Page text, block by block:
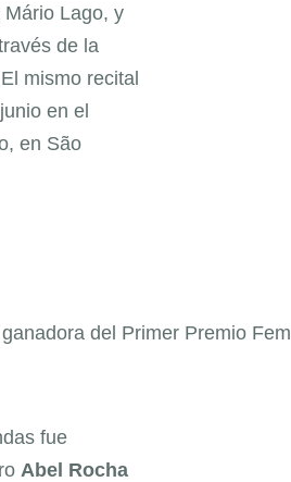
Mário Lago, y
de la
mismo recital
en el
en São
del Primer Premio
fue
Abel Rocha